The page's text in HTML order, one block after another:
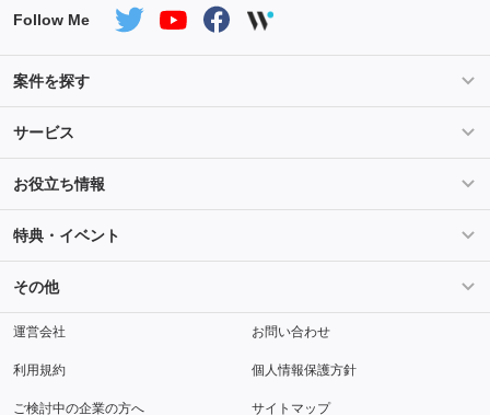
Follow Me
案件を探す
条件を指定して案件を探す
Salesforce案件特集 AWS案件特集
サービス
サービス紹介
ご登録から参画までの流れ フリーランスの声
お役立ち情報
ライフ
キャリア スキル・テクノロジー
特典・イベント
セミナー
その他
メディアパートナー 採用
運営会社 お問い合わせ
利用規約 個人情報保護方針
ご検討中の企業の方へ サイトマップ